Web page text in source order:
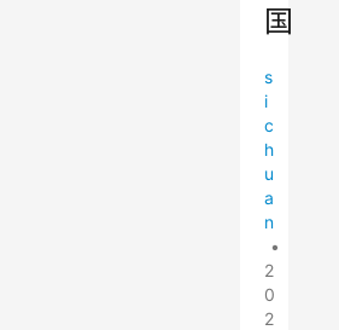
国
s
i
c
h
u
a
n
•
2
0
2